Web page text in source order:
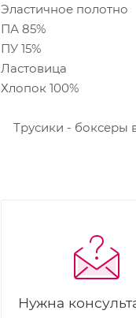
Эластичное полотно
ПА 85%
ПУ 15%
Ластовица
Хлопок 100%
Трусики - боксеры
Нужна